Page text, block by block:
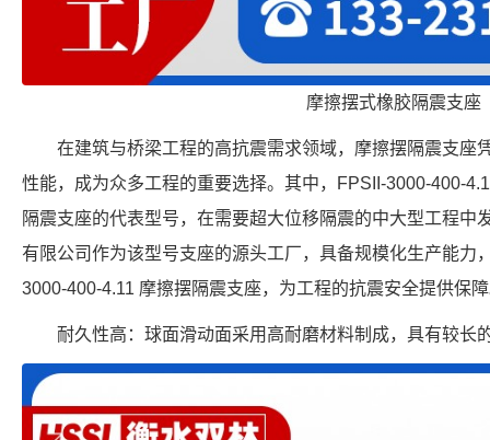
摩擦摆式橡胶隔震支座
在建筑与桥梁工程的高抗震需求领域，摩擦摆隔震支座
性能，成为众多工程的重要选择。其中，FPSII-3000-400-
隔震支座的代表型号，在需要超大位移隔震的中大型工程中
有限公司作为该型号支座的源头工厂，具备规模化生产能力
3000-400-4.11 摩擦摆隔震支座，为工程的抗震安全提供保
耐久性高：球面滑动面采用高耐磨材料制成，具有较长